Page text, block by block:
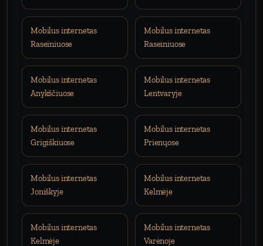
Mobilus internetas
Raseiniuose
Mobilus internetas
Raseiniuose
Mobilus internetas
Anykščiuose
Mobilus internetas
Lentvaryje
Mobilus internetas
Grigiškiuose
Mobilus internetas
Prienųose
Mobilus internetas
Joniškyje
Mobilus internetas
Kelmėje
Mobilus internetas
Kelmėje
Mobilus internetas
Varėnoje